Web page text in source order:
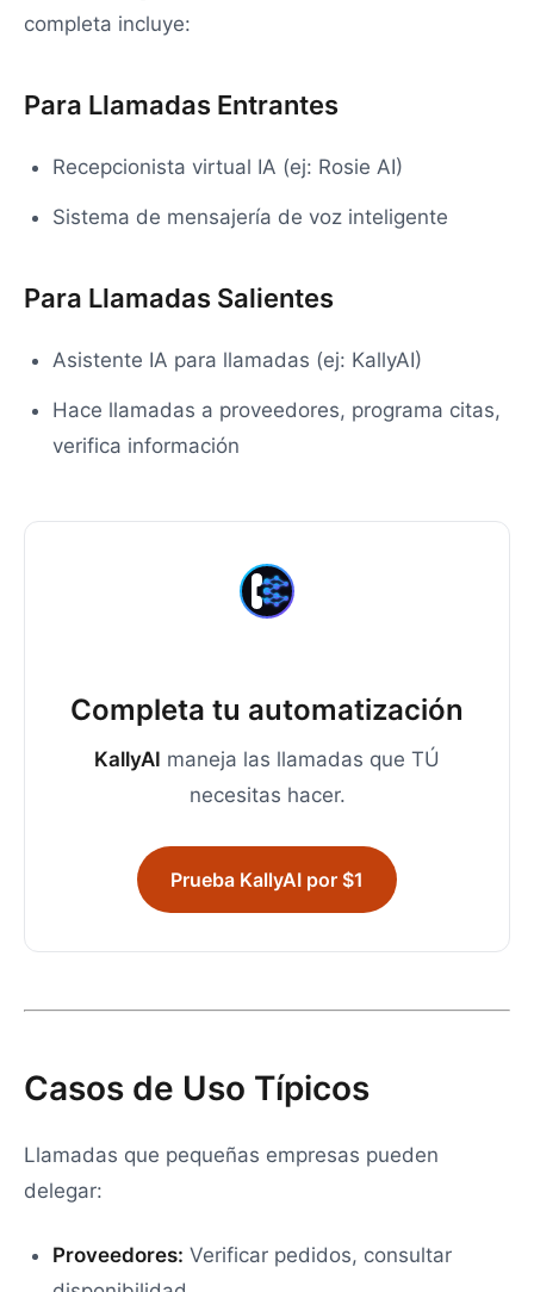
completa incluye:
Para Llamadas Entrantes
Recepcionista virtual IA (ej: Rosie AI)
Sistema de mensajería de voz inteligente
Para Llamadas Salientes
Asistente IA para llamadas (ej: KallyAI)
Hace llamadas a proveedores, programa citas,
verifica información
Completa tu automatización
KallyAI maneja las llamadas que TÚ
necesitas hacer.
Prueba KallyAI por $1
Casos de Uso Típicos
Llamadas que pequeñas empresas pueden
delegar:
Proveedores: Verificar pedidos, consultar